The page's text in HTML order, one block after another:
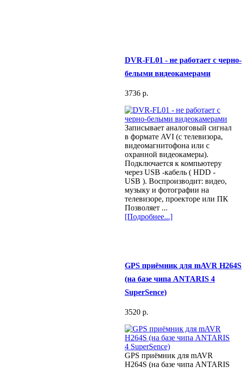
DVR-FL01 - не работает с черно-
белыми видеокамерами
3736 p.
Записывает аналоговый сигнал
в формате AVI (с телевизора,
видеомагнитофона или с
охранной видеокамеры).
Подключается к компьютеру
через USB -кабель ( HDD -
USB ). Воспроизводит: видео,
музыку и фотографии на
телевизоре, проекторе или ПК
Позволяет ...
[Подробнее...]
GPS приёмник для mAVR H264S
(на базе чипа ANTARIS 4
SuperSence)
3520 p.
GPS приёмник для mAVR
H264S (на базе чипа ANTARIS